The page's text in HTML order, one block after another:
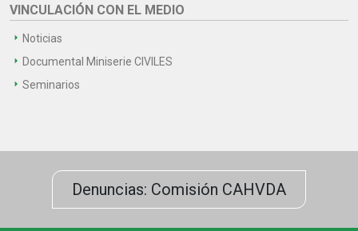
VINCULACIÓN CON EL MEDIO
Noticias
Documental Miniserie CIVILES
Seminarios
Denuncias: Comisión CAHVDA